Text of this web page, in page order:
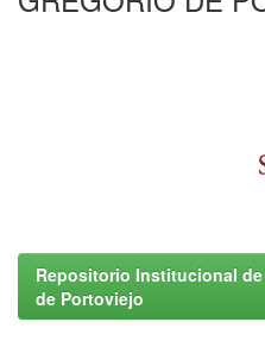
Repositorio Institucional
de Portoviejo